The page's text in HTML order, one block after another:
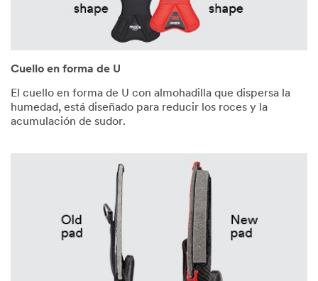
Cuello en forma de U
El cuello en forma de U con almohadilla que dispersa la
humedad, está diseñado para reducir los roces y la
acumulación de sudor.